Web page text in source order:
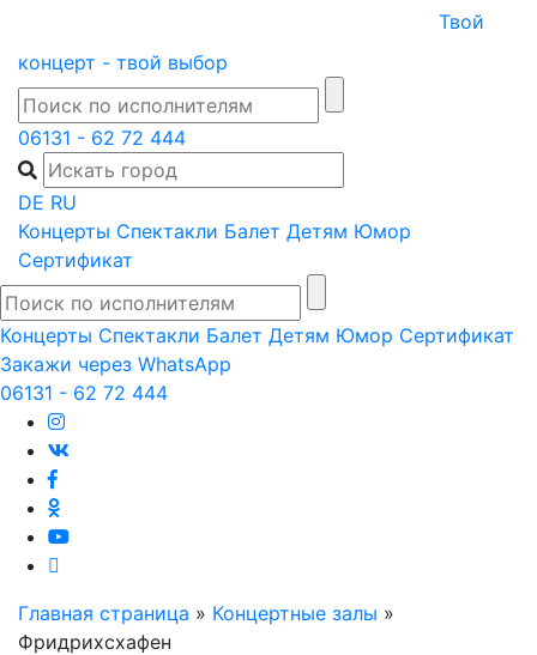
content
Твой
концерт - твой выбор
06131 - 62 72 444
DE RU
Концерты Спектакли Балет Детям Юмор
Сертификат
Концерты Спектакли Балет Детям Юмор Сертификат
Закажи через WhatsApp
06131 - 62 72 444
Главная страница » Концертные залы »
Фридрихсхафен